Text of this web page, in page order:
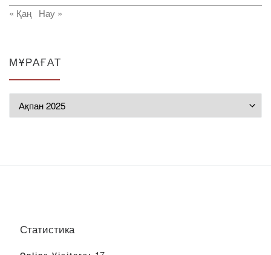
« Қаң
Нау »
МҰРАҒАТ
Статистика